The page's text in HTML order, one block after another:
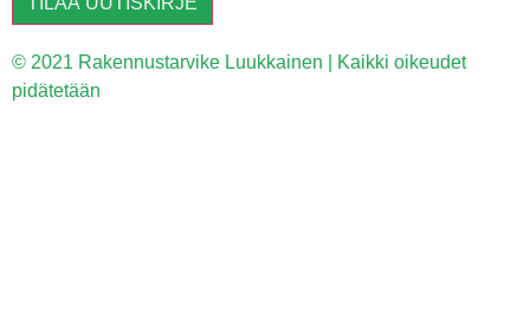
© 2021 Rakennustarvike Luukkainen | Kaikki oikeudet
pidätetään